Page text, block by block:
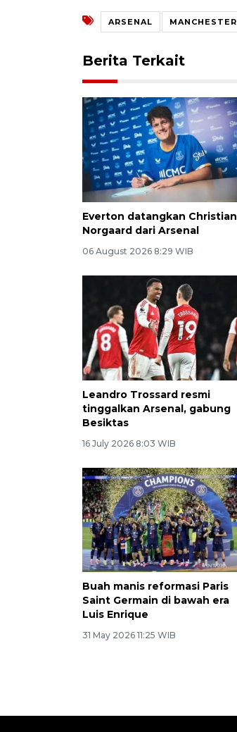
ARSENAL
Berita Terkait
Everton datangkan Christian
Norgaard dari Arsenal
06 August 2026 8:29 WIB
Leandro Trossard resmi
tinggalkan Arsenal, gabung
Besiktas
16 July 2026 8:03 WIB
Buah manis reformasi Paris
Saint Germain di bawah era
Luis Enrique
31 May 2026 11:25 WIB